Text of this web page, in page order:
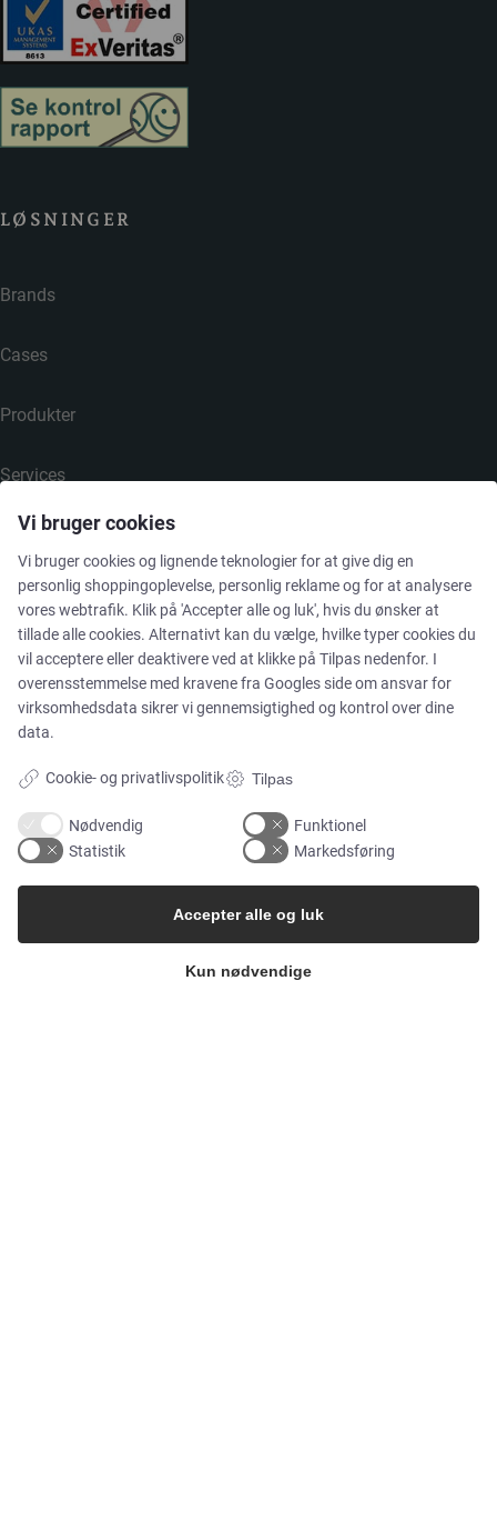
LØSNINGER
Brands
Cases
Produkter
Services
MARKEDER
Food & Beverage
Pharma & Biotech – Multi-Use Solutions
Cleanroom
VIRKSOMHEDEN
Vi bruger cookies
Vi bruger cookies og lignende teknologier for at give dig en
personlig shoppingoplevelse, personlig reklame og for at analysere
vores webtrafik. Klik på 'Accepter alle og luk', hvis du ønsker at
tillade alle cookies. Alternativt kan du vælge, hvilke typer cookies du
vil acceptere eller deaktivere ved at klikke på Tilpas nedenfor. I
overensstemmelse med kravene fra Googles side om ansvar for
virksomhedsdata sikrer vi gennemsigtighed og kontrol over dine
data.
Cookie- og privatlivspolitik Tilpas
Nødvendig
Funktionel
Statistik
Markedsføring
Kun nødvendige
Accepter alle og luk